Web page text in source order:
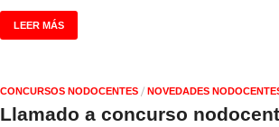
LEER MÁS
CONCURSOS NODOCENTES / NOVEDADES
Llamado a concurso